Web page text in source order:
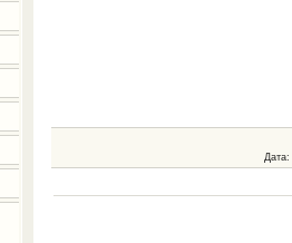
Дата: